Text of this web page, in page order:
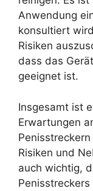
Anwendung
konsultiert
Risiken
dass das
geeignet ist.
Insgesamt ist
Erwartungen
Risiken und
auch wichtig,